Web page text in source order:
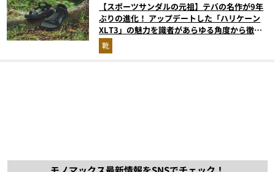
【スポーツサンダルの元祖】テバの名作が9年
ぶりの進化！ アップデートした「ハリケーン
XLT3」の魅力を識者があらゆる角度から徹底
解説！
靴